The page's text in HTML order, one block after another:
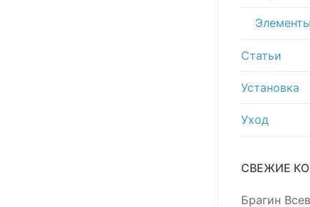
Статьи
Установка
Уход
СВЕЖИЕ
Брагин